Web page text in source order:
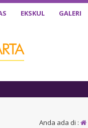
EKSKUL GALERI
Anda ada di :